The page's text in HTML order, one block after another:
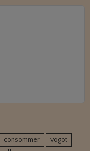
consommer
vogot